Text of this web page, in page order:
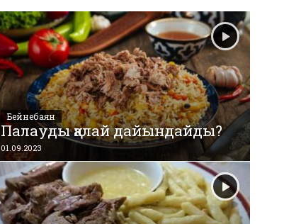
Бейнебаян
Палауды қалай дайындайды?
01.09.2023